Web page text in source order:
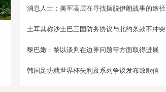
消息人士：美军高层在寻找摆脱伊朗战事的途径
土耳其称沙土巴三国防务协议与北约条款不冲突
黎巴嫩：黎以谈判在边界问题等方面取得进展
韩国足协就世界杯失利及系列争议发布致歉信